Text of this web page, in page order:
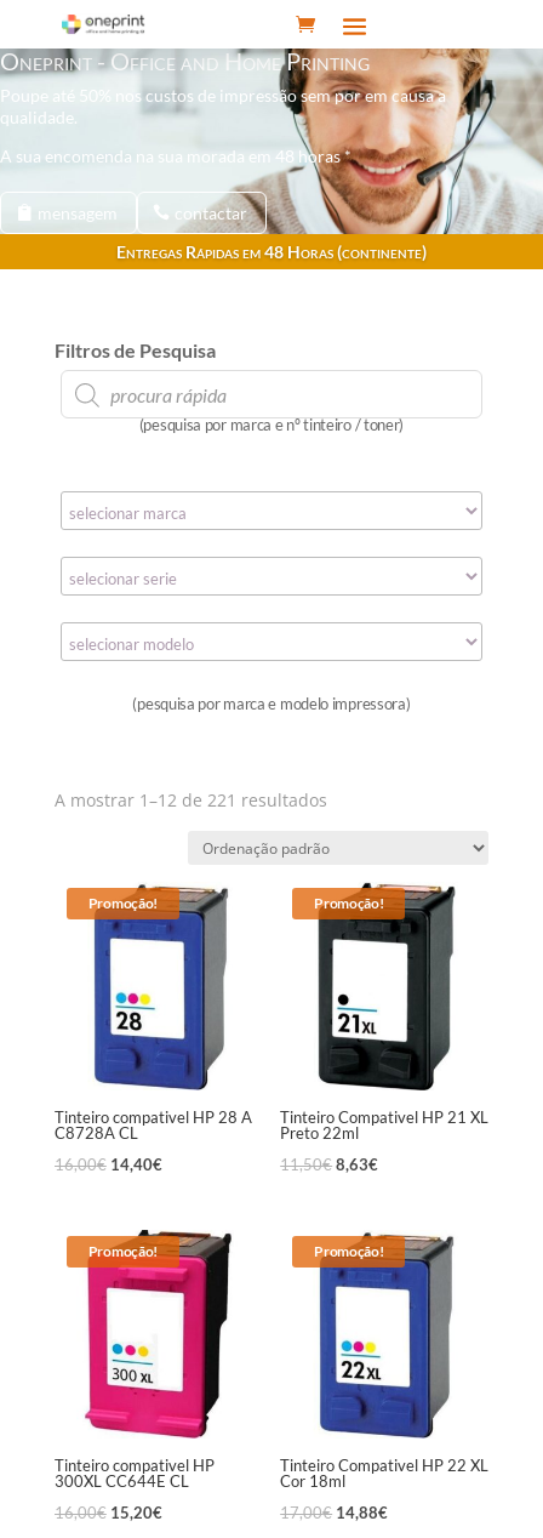
Oneprint - Office and Home Printing
Poupe até 50% nos custos de impressão sem por em causa a
qualidade.
A sua encomenda na sua morada em 48 horas *
mensagem
contactar
Entregas Rápidas em 48 Horas (continente)
Filtros de Pesquisa
Products
search
(pesquisa por marca e nº tinteiro / toner)
(pesquisa por marca e modelo impressora)
A mostrar 1–12 de 221 resultados
Promoção!
Tinteiro compativel HP 28 A
C8728A CL
16,00€ 14,40€
Promoção!
Tinteiro Compativel HP 21 XL
Preto 22ml
11,50€8,63€
Promoção!
Tinteiro compativel HP
300XL CC644E CL
16,00€ 15,20€
Promoção!
Tinteiro Compativel HP 22 XL
Cor 18ml
17,00€ 14,88€